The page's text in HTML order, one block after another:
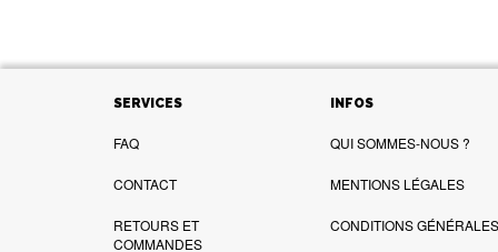
SERVICES
FAQ
CONTACT
RETOURS ET
COMMANDES
INFOS
QUI SOMMES-NOUS ?
MENTIONS LÉGALES
CONDITIONS